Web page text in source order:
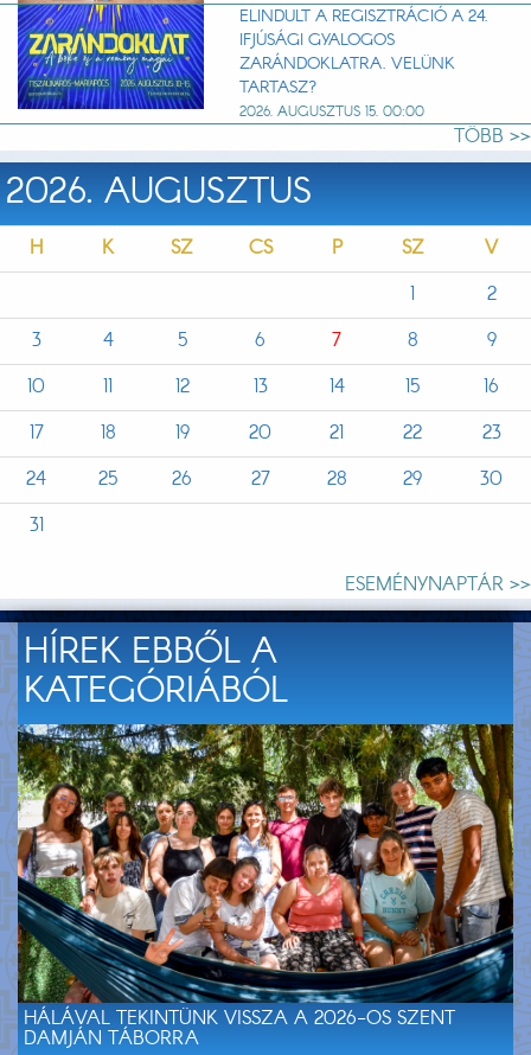
ELINDULT A REGISZTRÁCIÓ A 24.
IFJÚSÁGI GYALOGOS
ZARÁNDOKLATRA. VELÜNK
TARTASZ?
2026. AUGUSZTUS 15. 00:00
TÖBB >>
2026. AUGUSZTUS
H K SZ CS P SZ
V
1
2
3
4 5 6 7 8
9
10
11 12 13 14 15
16
17
18 19 20 21 22
23
24
25 26 27 28 29
30
31
ESEMÉNYNAPTÁR >>
HÍREK EBBŐL A
KATEGÓRIÁBÓL
HÁLÁVAL TEKINTÜNK VISSZA A 2026-OS SZENT
DAMJÁN TÁBORRA